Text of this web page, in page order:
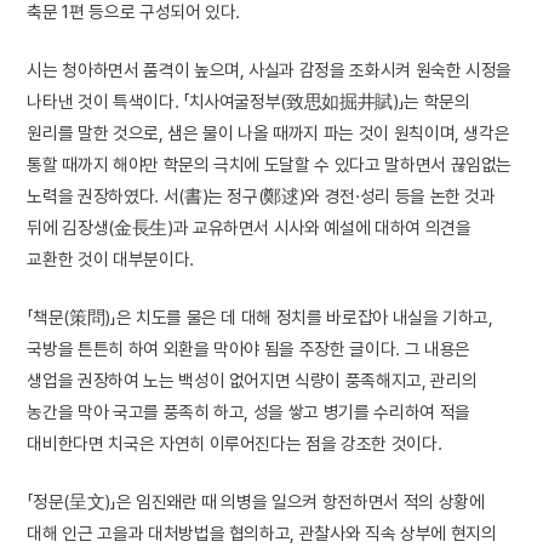
축문 1편 등으로 구성되어 있다.
시는 청아하면서 품격이 높으며, 사실과 감정을 조화시켜 원숙한 시정을
나타낸 것이 특색이다. 「치사여굴정부(致思如掘井賦)」는 학문의
원리를 말한 것으로, 샘은 물이 나올 때까지 파는 것이 원칙이며, 생각은
통할 때까지 해야만 학문의 극치에 도달할 수 있다고 말하면서 끊임없는
노력을 권장하였다. 서(書)는 정구(鄭逑)와 경전·성리 등을 논한 것과
뒤에 김장생(金長生)과 교유하면서 시사와 예설에 대하여 의견을
교환한 것이 대부분이다.
「책문(策問)」은 치도를 물은 데 대해 정치를 바로잡아 내실을 기하고,
국방을 튼튼히 하여 외환을 막아야 됨을 주장한 글이다. 그 내용은
생업을 권장하여 노는 백성이 없어지면 식량이 풍족해지고, 관리의
농간을 막아 국고를 풍족히 하고, 성을 쌓고 병기를 수리하여 적을
대비한다면 치국은 자연히 이루어진다는 점을 강조한 것이다.
「정문(呈文)」은 임진왜란 때 의병을 일으켜 항전하면서 적의 상황에
대해 인근 고을과 대처방법을 협의하고, 관찰사와 직속 상부에 현지의